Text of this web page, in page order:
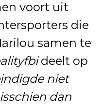
voort uit
die
samen te
deelt op
niet
dan